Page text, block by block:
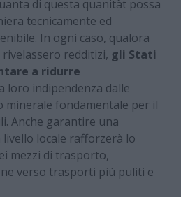
di questa quanitàt possa
tecnicamente ed
In ogni caso, qualora
redditizi, gli Stati
a ridurre
loro indipendenza dalle
minerale fondamentale per il
Anche garantire una
locale rafforzerà lo
mezzi di trasporto,
verso trasporti più puliti e